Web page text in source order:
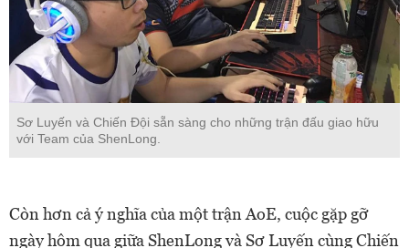
Sơ Luyến và Chiến Đội sẵn sàng cho những trận đấu giao hữu
với Team của ShenLong.
Còn hơn cả ý nghĩa của một trận AoE, cuộc gặp gỡ
ngày hôm qua giữa ShenLong và Sơ Luyến cùng Chiến